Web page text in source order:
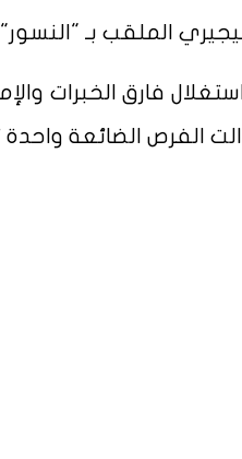
الملقب بـ
فارق الخبرات
الفرص الضائعة واحدة